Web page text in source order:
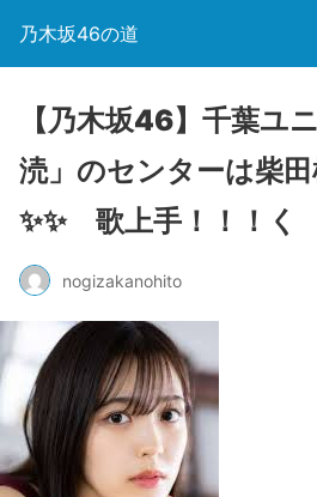
乃木坂46の道
【乃木坂46】千葉ユ
涜」のセンターは柴
✨✨ 歌上手！！！く
nogizakanohito